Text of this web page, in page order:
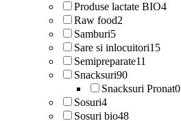
Produse lactate BIO4
Raw food2
Samburi5
Sare si inlocuitori15
Semipreparate11
Snacksuri90
Snacksuri Pronat0
Sosuri4
Sosuri bio48